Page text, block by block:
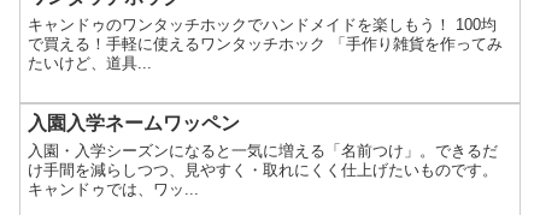
キャンドゥのワンタッチホックでハンドメイドを楽しもう！ 100均
で買える！手軽に使えるワンタッチホック 「手作り雑貨を作ってみ
たいけど、道具...
入園入学ネームワッペン
入園・入学シーズンになると一気に増える「名前つけ」。できるだ
け手間を減らしつつ、見やすく・取れにくく仕上げたいものです。
キャンドゥでは、ワッ...